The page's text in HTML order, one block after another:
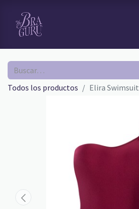
Todos los productos Elira Swimsuit